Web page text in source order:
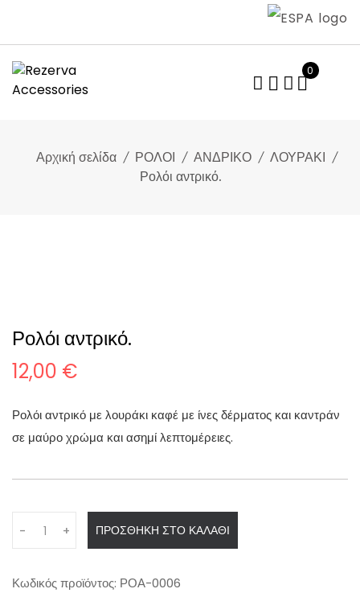
content
0
Αρχική σελίδα ΡΟΛΟΙ ΑΝΔΡΙΚΟ
ΛΟΥΡΑΚΙ
Ρολόι αντρικό.
Ρολόι αντρικό.
12,00 €
Ρολόι αντρικό με λουράκι καφέ με ίνες δέρματος και καντράν
σε μαύρο χρώμα και ασημί λεπτομέρειες.
n
- + ΠΡΟΣΘΉΚΗ ΣΤΟ ΚΑΛΆΘΙ
Κωδικός προϊόντος: ΡΟΑ-0006